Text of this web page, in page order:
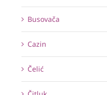
Busovača
Cazin
Čelić